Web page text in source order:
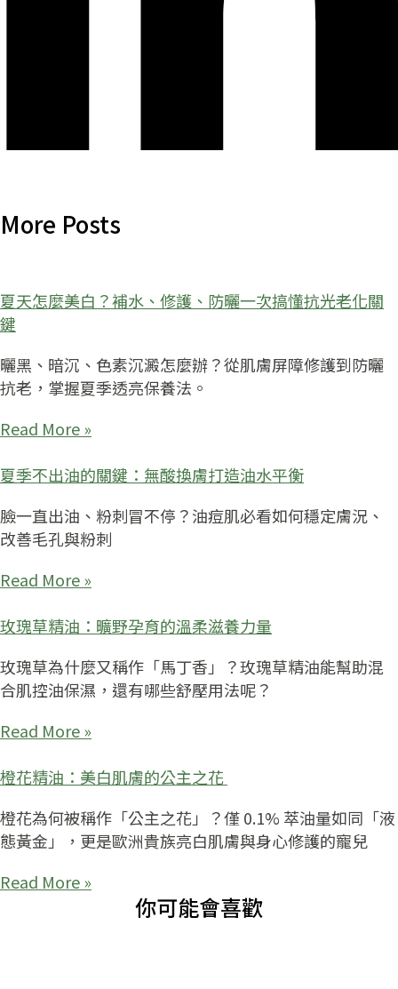
More Posts
夏天怎麼美白？補水、修護、防曬一次搞懂抗光老化關
鍵
曬黑、暗沉、色素沉澱怎麼辦？從肌膚屏障修護到防曬
抗老，掌握夏季透亮保養法。
Read More »
夏季不出油的關鍵：無酸換膚打造油水平衡
臉一直出油、粉刺冒不停？油痘肌必看如何穩定膚況、
改善毛孔與粉刺
Read More »
玫瑰草精油：曠野孕育的溫柔滋養力量
玫瑰草為什麼又稱作「馬丁香」？玫瑰草精油能幫助混
合肌控油保濕，還有哪些舒壓用法呢？
Read More »
橙花精油：美白肌膚的公主之花
橙花為何被稱作「公主之花」？僅 0.1% 萃油量如同「液
態黃金」，更是歐洲貴族亮白肌膚與身心修護的寵兒
Read More »
你可能會喜歡